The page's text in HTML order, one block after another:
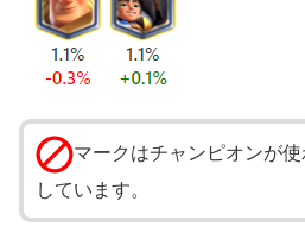
マークはチャンピオンが
しています。